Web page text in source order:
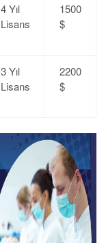
4 Yıl
Lisans
1500
$
3 Yıl
Lisans
2200
$